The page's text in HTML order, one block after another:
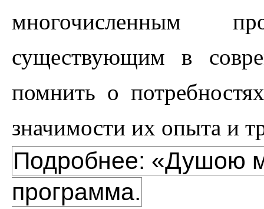
многочисленным
существующим в
помнить о
значимости их опыта и
Подробнее: «Душою
программа.